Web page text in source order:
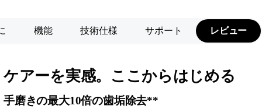
機能 技術仕様 サポート レビュー
ケアーを実感。ここからはじめる
手磨きの最大10倍の歯垢除去**